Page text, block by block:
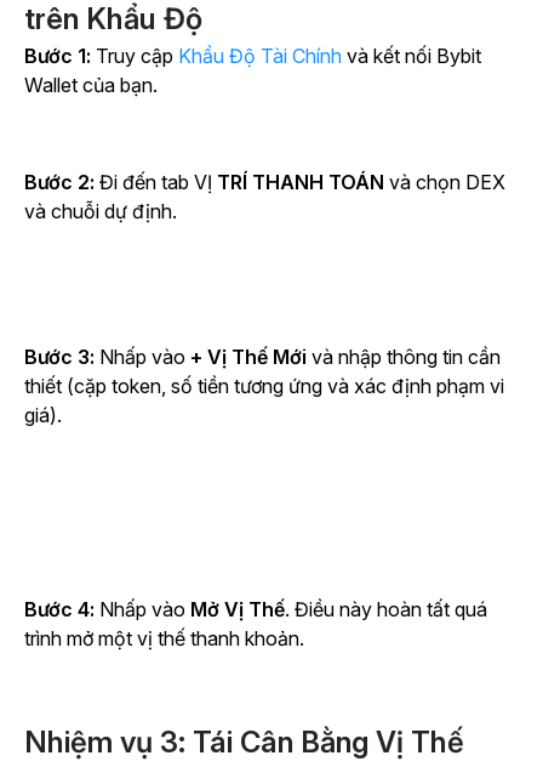
trên Khẩu Độ
Bước 1: Truy cập Khẩu Độ Tài Chính và kết nối Bybit
Wallet của bạn.
Bước 2: Đi đến tab VỊ TRÍ THANH TOÁN và chọn DEX
và chuỗi dự định.
Bước 3: Nhấp vào + Vị Thế Mới và nhập thông tin cần
thiết (cặp token, số tiền tương ứng và xác định phạm vi
giá).
Bước 4: Nhấp vào Mở Vị Thế. Điều này hoàn tất quá
trình mở một vị thế thanh khoản.
Nhiệm vụ 3: Tái Cân Bằng Vị Thế